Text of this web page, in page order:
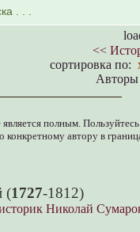
<<
сортировка по:
Авторы
полным.
автору в
(1727-1812)
Николай